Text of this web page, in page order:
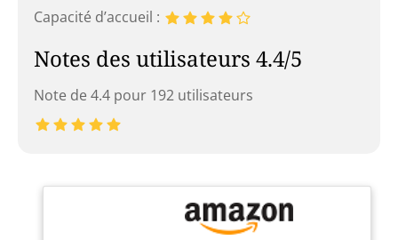
Capacité d’accueil :
Notes des utilisateurs 4.4/5
Note de 4.4 pour 192 utilisateurs